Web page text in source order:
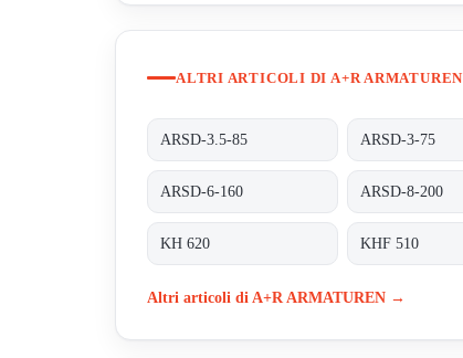
ALTRI ARTICOLI DI A+R ARMATUREN
ARSD-3.5-85 ARSD-3-75
ARSD-6-160 ARSD-8-200
KH 620 KHF 510
Altri articoli di A+R ARMATUREN →